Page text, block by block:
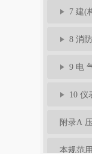
7 建(
8 消
9 电
10 仪
本规范